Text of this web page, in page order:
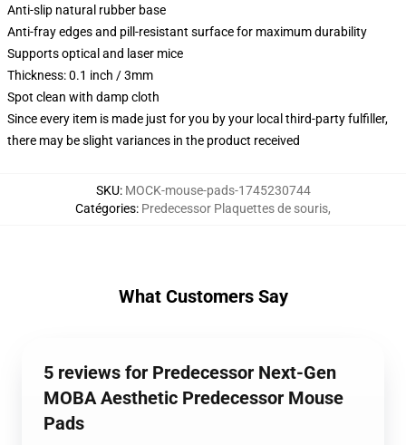
Anti-slip natural rubber base
Anti-fray edges and pill-resistant surface for maximum durability
Supports optical and laser mice
Thickness: 0.1 inch / 3mm
Spot clean with damp cloth
Since every item is made just for you by your local third-party fulfiller,
there may be slight variances in the product received
SKU: MOCK-mouse-pads-1745230744
Catégories: Predecessor Plaquettes de souris,
What Customers Say
5 reviews for Predecessor Next-Gen
MOBA Aesthetic Predecessor Mouse
Pads